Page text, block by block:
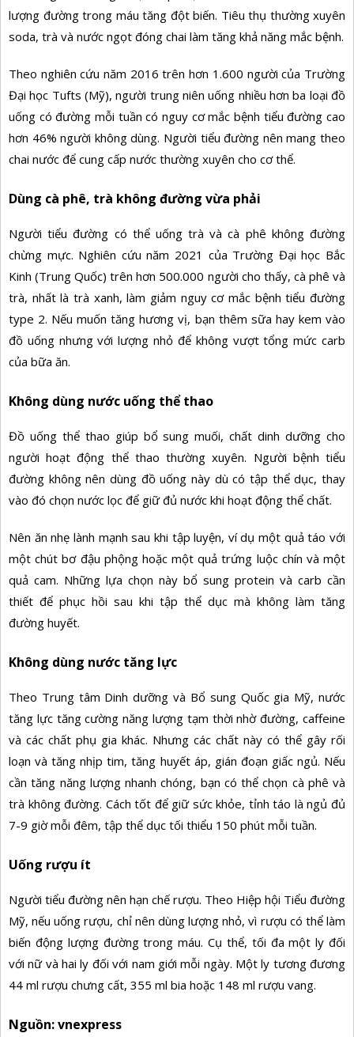
lượng đường trong máu tăng đột biến. Tiêu thụ thường xuyên
soda, trà và nước ngọt đóng chai làm tăng khả năng mắc bệnh.
Theo nghiên cứu năm 2016 trên hơn 1.600 người của Trường
Đại học Tufts (Mỹ), người trung niên uống nhiều hơn ba loại đồ
uống có đường mỗi tuần có nguy cơ mắc bệnh tiểu đường cao
hơn 46% người không dùng. Người tiểu đường nên mang theo
chai nước để cung cấp nước thường xuyên cho cơ thể.
Dùng cà phê, trà không đường vừa phải
Người tiểu đường có thể uống trà và cà phê không đường
chừng mực. Nghiên cứu năm 2021 của Trường Đại học Bắc
Kinh (Trung Quốc) trên hơn 500.000 người cho thấy, cà phê và
trà, nhất là trà xanh, làm giảm nguy cơ mắc bệnh tiểu đường
type 2. Nếu muốn tăng hương vị, bạn thêm sữa hay kem vào
đồ uống nhưng với lượng nhỏ để không vượt tổng mức carb
của bữa ăn.
Không dùng nước uống thể thao
Đồ uống thể thao giúp bổ sung muối, chất dinh dưỡng cho
người hoạt động thể thao thường xuyên. Người bệnh tiểu
đường không nên dùng đồ uống này dù có tập thể dục, thay
vào đó chọn nước lọc để giữ đủ nước khi hoạt động thể chất.
Nên ăn nhẹ lành mạnh sau khi tập luyện, ví dụ một quả táo với
một chút bơ đậu phộng hoặc một quả trứng luộc chín và một
quả cam. Những lựa chọn này bổ sung protein và carb cần
thiết để phục hồi sau khi tập thể dục mà không làm tăng
đường huyết.
Không dùng nước tăng lực
Theo Trung tâm Dinh dưỡng và Bổ sung Quốc gia Mỹ, nước
tăng lực tăng cường năng lượng tạm thời nhờ đường, caffeine
và các chất phụ gia khác. Nhưng các chất này có thể gây rối
loạn và tăng nhịp tim, tăng huyết áp, gián đoạn giấc ngủ. Nếu
cần tăng năng lượng nhanh chóng, bạn có thể chọn cà phê và
trà không đường. Cách tốt để giữ sức khỏe, tỉnh táo là ngủ đủ
7-9 giờ mỗi đêm, tập thể dục tối thiểu 150 phút mỗi tuần.
Uống rượu ít
Người tiểu đường nên hạn chế rượu. Theo Hiệp hội Tiểu đường
Mỹ, nếu uống rượu, chỉ nên dùng lượng nhỏ, vì rượu có thể làm
biến động lượng đường trong máu. Cụ thể, tối đa một ly đối
với nữ và hai ly đối với nam giới mỗi ngày. Một ly tương đương
44 ml rượu chưng cất, 355 ml bia hoặc 148 ml rượu vang.
Nguồn: vnexpress